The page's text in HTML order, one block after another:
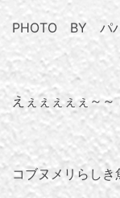
PHOTO BY パ
えぇぇぇぇぇ～～
コブヌメリらしき